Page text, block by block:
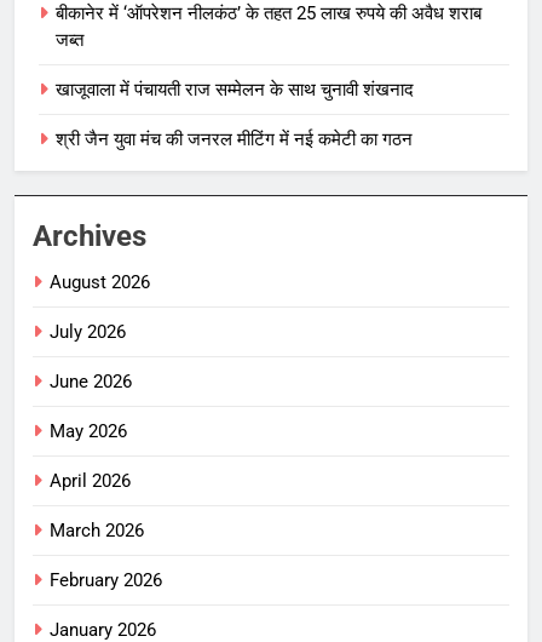
बीकानेर में ‘ऑपरेशन नीलकंठ’ के तहत 25 लाख रुपये की अवैध शराब
जब्त
खाजूवाला में पंचायती राज सम्मेलन के साथ चुनावी शंखनाद
श्री जैन युवा मंच की जनरल मीटिंग में नई कमेटी का गठन
Archives
August 2026
July 2026
June 2026
May 2026
April 2026
March 2026
February 2026
January 2026